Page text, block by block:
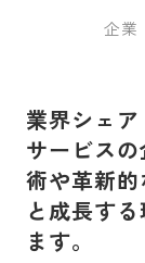
企業
業界シェ
サービス
術や革新
と成長す
ます。